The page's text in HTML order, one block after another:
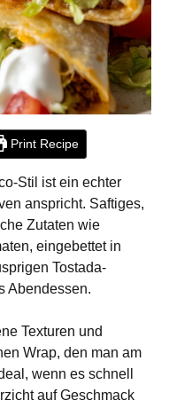
Print Recipe
Stil ist ein echter
anspricht. Saftiges,
Zutaten wie
eingebettet in
Tostada-
Abendessen.
Texturen und
Wrap, den man am
wenn es schnell
auf Geschmack